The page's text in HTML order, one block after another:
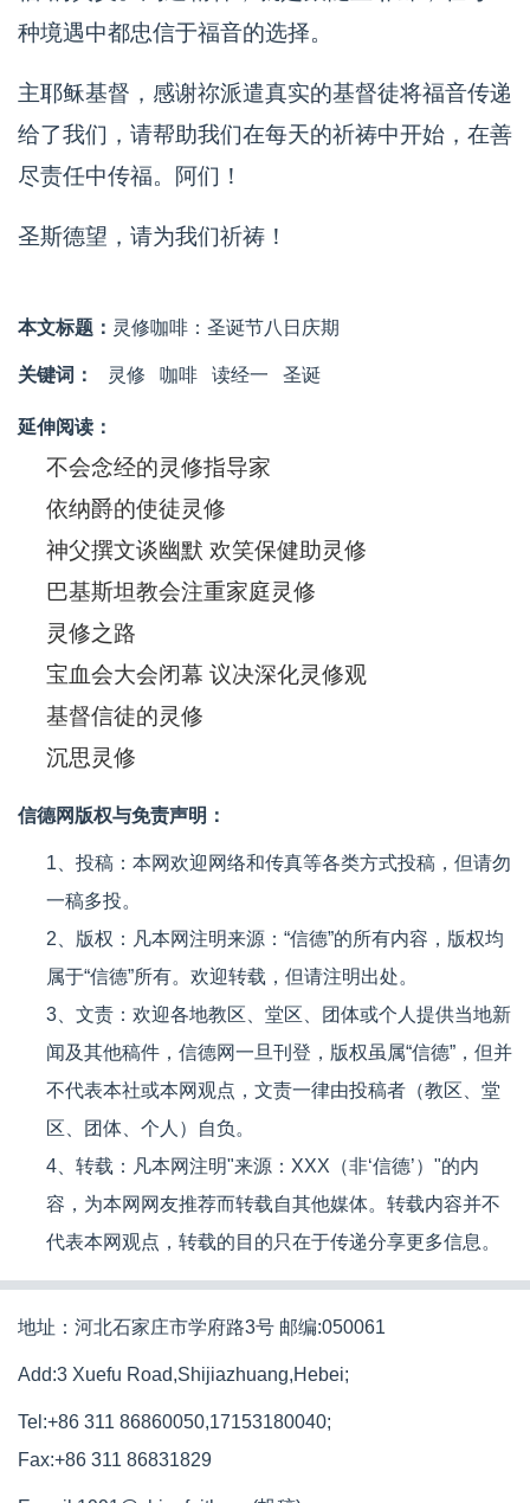
种境遇中都忠信于福音的选择。
主耶稣基督，感谢祢派遣真实的基督徒将福音传递
给了我们，请帮助我们在每天的祈祷中开始，在善
尽责任中传福。阿们！
圣斯德望，请为我们祈祷！
本文标题： 灵修咖啡：圣诞节八日庆期
关键词： 灵修 咖啡 读经一 圣诞
延伸阅读：
不会念经的灵修指导家
依纳爵的使徒灵修
神父撰文谈幽默 欢笑保健助灵修
巴基斯坦教会注重家庭灵修
灵修之路
宝血会大会闭幕 议决深化灵修观
基督信徒的灵修
沉思灵修
信德网版权与免责声明：
1、投稿：本网欢迎网络和传真等各类方式投稿，但请勿
一稿多投。
2、版权：凡本网注明来源：“信德”的所有内容，版权均
属于“信德”所有。欢迎转载，但请注明出处。
3、文责：欢迎各地教区、堂区、团体或个人提供当地新
闻及其他稿件，信德网一旦刊登，版权虽属“信德”，但并
不代表本社或本网观点，文责一律由投稿者（教区、堂
区、团体、个人）自负。
4、转载：凡本网注明"来源：XXX（非‘信德’）"的内
容，为本网网友推荐而转载自其他媒体。转载内容并不
代表本网观点，转载的目的只在于传递分享更多信息。
地址：河北石家庄市学府路3号 邮编:050061
Add:3 Xuefu Road,Shijiazhuang,Hebei;
Tel:+86 311 86860050,17153180040;
Fax:+86 311 86831829